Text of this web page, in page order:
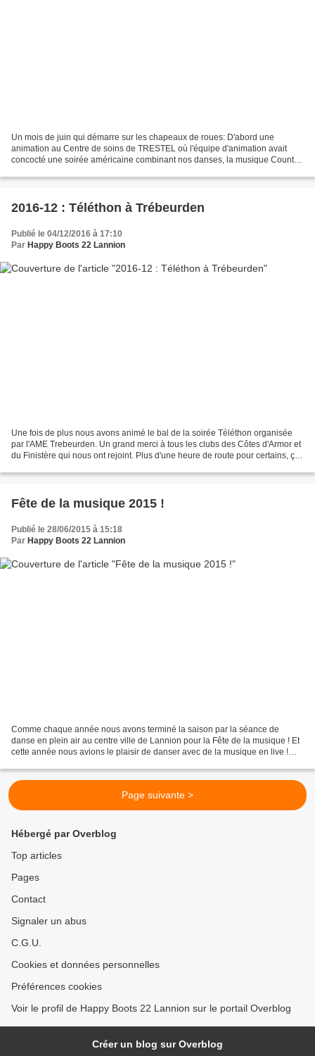
Un mois de juin qui démarre sur les chapeaux de roues: D'abord une
animation au Centre de soins de TRESTEL où l'équipe d'animation avait
concocté une soirée américaine combinant nos danses, la musique Country
2016-12 : Téléthon à Trébeurden
Publié le 04/12/2016 à 17:10
Par Happy Boots 22 Lannion
Une fois de plus nous avons animé le bal de la soirée Téléthon organisée
par l'AME Trebeurden. Un grand merci à tous les clubs des Côtes d'Armor et
du Finistère qui nous ont rejoint. Plus d'une heure de route pour certains, ça
Fête de la musique 2015 !
Publié le 28/06/2015 à 15:18
Par Happy Boots 22 Lannion
Comme chaque année nous avons terminé la saison par la séance de
danse en plein air au centre ville de Lannion pour la Fête de la musique ! Et
cette année nous avions le plaisir de danser avec de la musique en live !
Page suivante >
Hébergé par Overblog
Top articles
Pages
Contact
Signaler un abus
C.G.U.
Cookies et données personnelles
Préférences cookies
Voir le profil de Happy Boots 22 Lannion sur le portail Overblog
Créer un blog sur Overblog